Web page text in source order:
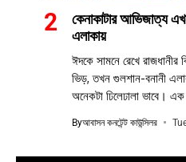
কেনাকাটার আভিজাত্য
এলাকায়
ঈদকে সামনে রেখে রাজধানীর
ভিড়, তখন গুলশান-বনানী
অনেকটা ঢিলেঢালা ভাবে।
Byআবাসন কনটেন্ট কাউন্সিলর